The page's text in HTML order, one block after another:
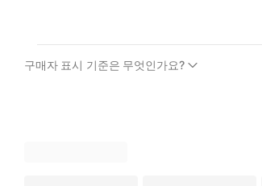
구매자 표시 기준은 무엇인가요?